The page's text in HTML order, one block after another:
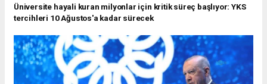
Üniversite hayali kuran milyonlar için kritik süreç başlıyor: YKS
tercihleri 10 Ağustos'a kadar sürecek